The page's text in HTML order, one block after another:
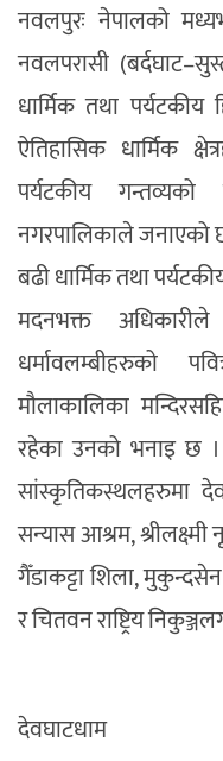
नवलपुरःनेपालको
नवलपरासी
धार्मिक तथा
ऐतिहासिक धार्मिक
पर्यटकीय
नगरपालिकाले जनाएको
बढी धार्मिक तथा
मदनभक्त
धर्मावलम्बीहरुको
मौलाकालिका
रहेका उनको भनाइ छ ।
सांस्कृतिकस्थलहरुमा
सन्यास आश्रम, श्रीलक्ष्मी
गैँडाकट्टा शिला, मुकुन्दसेन
र चितवन राष्ट्रिय
देवघाटधाम